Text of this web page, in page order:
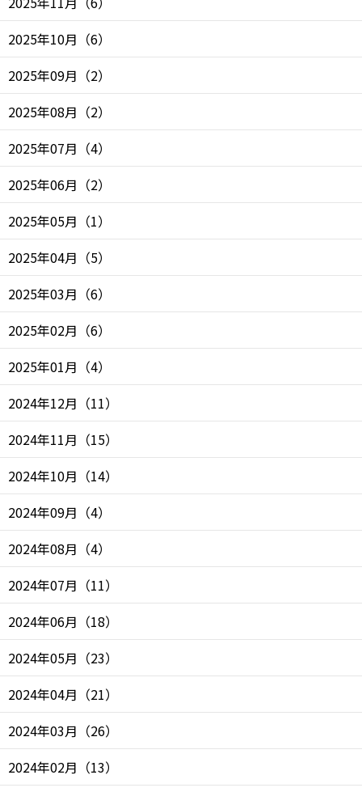
2025年10月 （6）
2025年09月 （2）
2025年08月 （2）
2025年07月 （4）
2025年06月 （2）
2025年05月 （1）
2025年04月 （5）
2025年03月 （6）
2025年02月 （6）
2025年01月 （4）
2024年12月 （11）
2024年11月 （15）
2024年10月 （14）
2024年09月 （4）
2024年08月 （4）
2024年07月 （11）
2024年06月 （18）
2024年05月 （23）
2024年04月 （21）
2024年03月 （26）
2024年02月 （13）